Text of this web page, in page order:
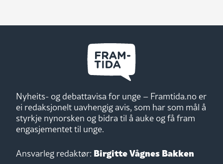
Nyheits- og debattavisa for unge – Framtida.no er
ei redaksjonelt uavhengig avis, som har som mål å
styrkje nynorsken og bidra til å auke og få fram
engasjementet til unge.
Ansvarleg redaktør: Birgitte Vågnes Bakken